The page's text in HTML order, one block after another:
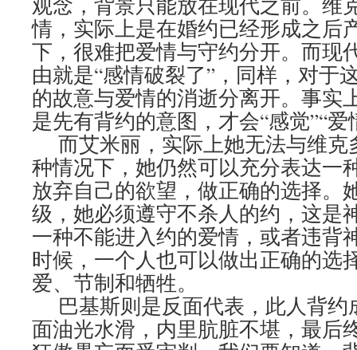
情，实际上是在婚约已经形成之后
下，很难把爱情与守约分开。而现
由就是“感情破裂了”，同样，对于
的故意与爱情的消逝分离开。事实
是先有背约的意图，才会“感觉”“
而艾米丽，实际上她无法与维克
种情况下，她仍然可以充分表达一
放弃自己的欲望，做正确的选择。
级，她必须遵守不杀人的约，这是
一种不能进入约的爱情，或者违背
时候，一个人也可以做出正确的选
爱、节制和牺牲。
巴基斯则是反面代表，此人背约
面油光水滑，内里肮脏不堪，最后